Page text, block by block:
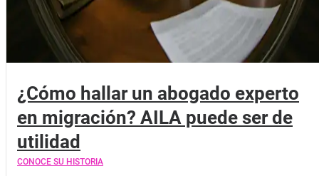
¿Cómo hallar un abogado experto
en migración? AILA puede ser de
utilidad
CONOCE SU HISTORIA